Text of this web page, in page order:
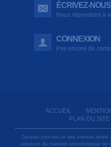
ÉCRIVEZ-NOUS
Nous répondons à
CONNEXION
Pas encore de
ACCUEIL -
PLAN DU SITE
Cecsmo.com est un site internet
vendons du matériel orthodontique tel